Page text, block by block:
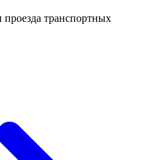
транспортных